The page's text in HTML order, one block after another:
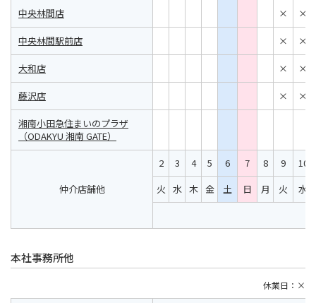
中央林間店
× ×
中央林間駅前店 × ×
大和店 × ×
藤沢店 × ×
湘南小田急住まいのプラザ
（ODAKYU 湘南 GATE）
仲介店舗他
2 3 4 5 6 7 8 9
10
火 水 木 金 土 日 月 火 水
本社事務所他
休業日：×